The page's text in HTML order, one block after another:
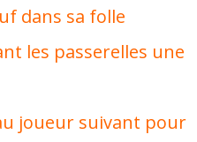
dans sa folle
les passerelles une
joueur suivant pour